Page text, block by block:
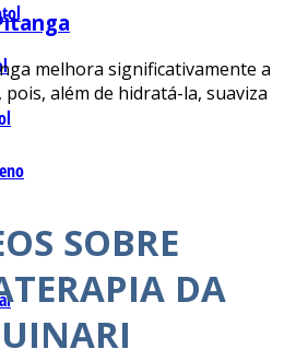
melhora significativamente a
além de hidratá-la, suaviza
SOBRE
DA